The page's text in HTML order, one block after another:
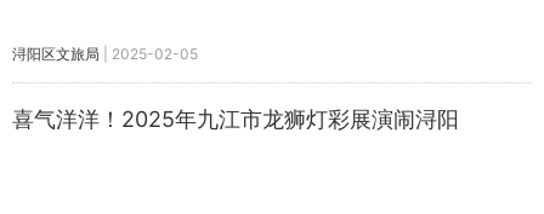
浔阳区文旅局 2025-02-05
喜气洋洋！2025年九江市龙狮灯彩展演闹浔阳